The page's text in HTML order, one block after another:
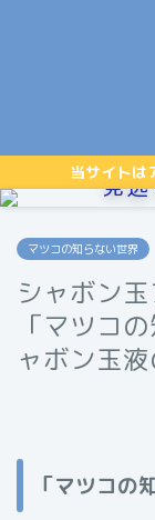
当サイトは
見
マツコの知らない世界
シャボン
「マツコ
ャボン玉
「マツコの